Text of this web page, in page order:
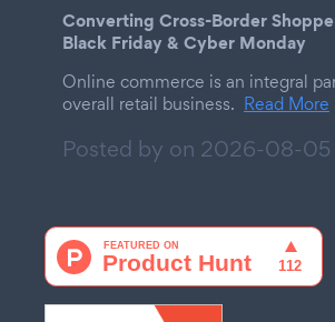
Converting Cross-Border
Black Friday & Cyber Monday
Online commerce is an integral
overall retail business. Read More
Posted by on 2026-08-05